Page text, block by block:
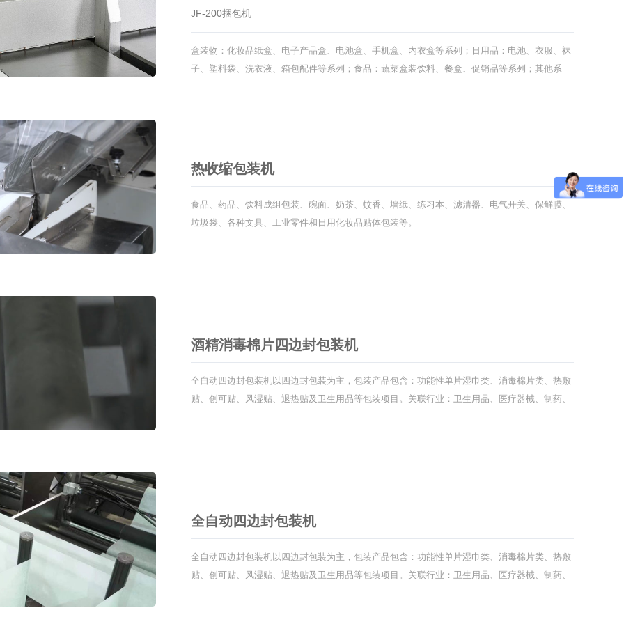
JF-200捆包机
盒装物：化妆品纸盒、电子产品盒、电池盒、手机盒、内衣盒等系列；日用品：电池、衣服、袜
子、塑料袋、洗衣液、箱包配件等系列；食品：蔬菜盒装饮料、餐盒、促销品等系列；其他系
热收缩包装机
食品、药品、饮料成组包装、碗面、奶茶、蚊香、墙纸、练习本、滤清器、电气开关、保鲜膜、
垃圾袋、各种文具、工业零件和日用化妆品贴体包装等。
酒精消毒棉片四边封包装机
全自动四边封包装机以四边封包装为主，包装产品包含：功能性单片湿巾类、消毒棉片类、热敷
贴、创可贴、风湿贴、退热贴及卫生用品等包装项目。关联行业：卫生用品、医疗器械、制药、
全自动四边封包装机
全自动四边封包装机以四边封包装为主，包装产品包含：功能性单片湿巾类、消毒棉片类、热敷
贴、创可贴、风湿贴、退热贴及卫生用品等包装项目。关联行业：卫生用品、医疗器械、制药、